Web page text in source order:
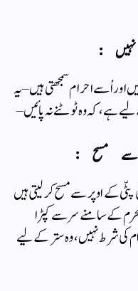
اور اُسے احرام سمجھتی ہیں – یہ
ہے ، کہ وہ ٹوٹنے نہ پائیں –
کے اوپر سے مسح کر لیتی ہیں
کے سامنے سر سے کپڑا
کی شرط نہیں ، وہ ستر کے لیے